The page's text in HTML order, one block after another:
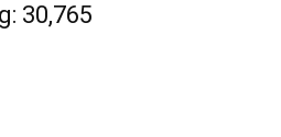
30,765